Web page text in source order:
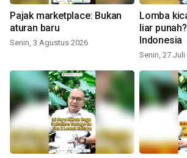
Pajak marketplace: Bukan
aturan baru
Senin, 3 Agustus 2026
Lomba
liar
Indonesia
Senin, 27 Juli